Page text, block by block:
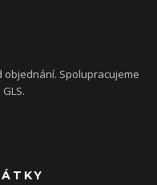
objednání. Spolupracujeme